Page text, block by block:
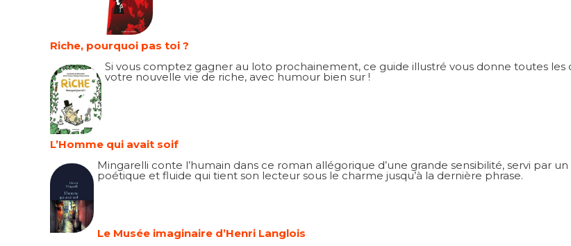
Riche, pourquoi pas toi ?
Si vous comptez gagner au loto prochainement, ce guide illustré vous donne toutes les
votre nouvelle vie de riche, avec humour bien sur !
L’Homme qui avait soif
Mingarelli conte l’humain dans ce roman allégorique d’une grande sensibilité, servi par un
poétique et fluide qui tient son lecteur sous le charme jusqu’à la dernière phrase.
Le Musée imaginaire d’Henri Langlois